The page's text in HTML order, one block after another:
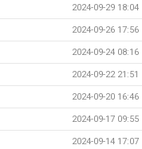
2024-09-29 18:04
2024-09-26 17:56
2024-09-24 08:16
2024-09-22 21:51
2024-09-20 16:46
2024-09-17 09:55
2024-09-14 17:07